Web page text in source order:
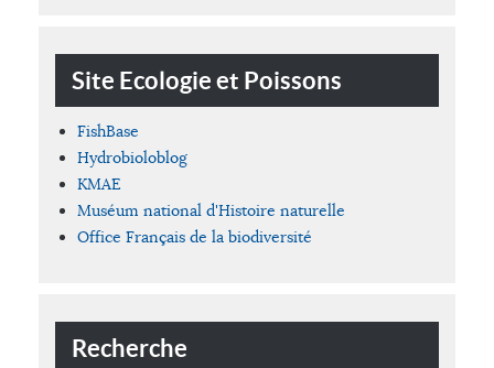
Site Ecologie et Poissons
FishBase
Hydrobioloblog
KMAE
Muséum national d'Histoire naturelle
Office Français de la biodiversité
Recherche